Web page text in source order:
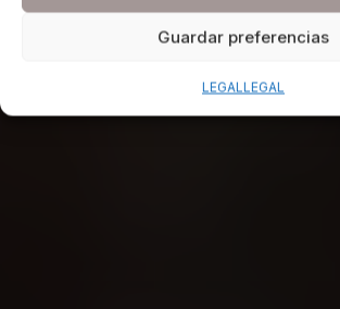
Guardar preferencias
LEGALLEGAL